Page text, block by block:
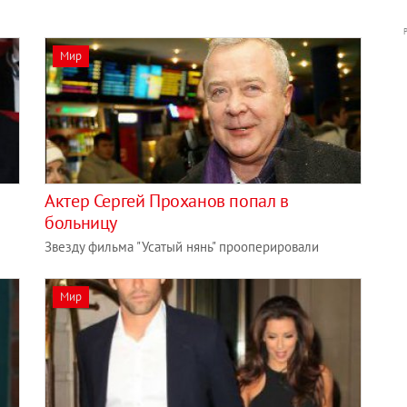
Мир
Актер Сергей Проханов попал в
больницу
Звезду фильма "Усатый нянь" прооперировали
Мир